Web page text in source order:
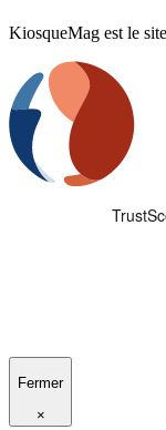
KiosqueMag est le
Fermer
×